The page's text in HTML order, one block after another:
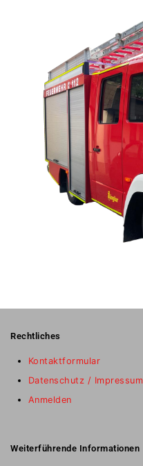
Rechtliches
Kontaktformular
Datenschutz / Impressum
Anmelden
Weiterführende Informationen